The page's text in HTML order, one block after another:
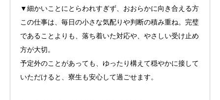
▼細かいことにとらわれすぎず、おおらかに向き合える方
この仕事は、毎日の小さな気配りや判断の積み重ね。完璧
であることよりも、落ち着いた対応や、やさしい受け止め
方が大切。
予定外のことがあっても、ゆったり構えて穏やかに接して
いただけると、寮生も安心して過ごせます。